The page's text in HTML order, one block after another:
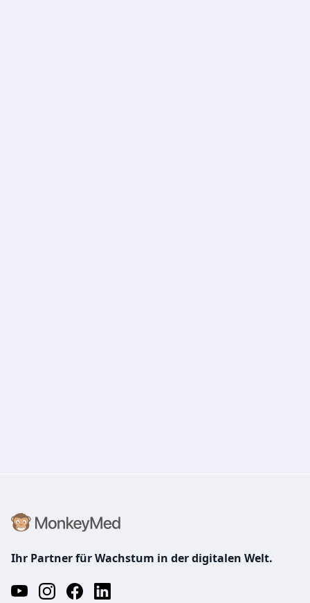
Ihr Partner für Wachstum in der digitalen Welt.